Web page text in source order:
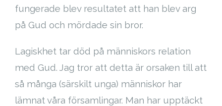
fungerade blev resultatet att han blev arg
på Gud och mördade sin bror.
Lagiskhet tar död på människors relation
med Gud. Jag tror att detta är orsaken till att
så många (särskilt unga) människor har
lämnat våra församlingar. Man har upptäckt